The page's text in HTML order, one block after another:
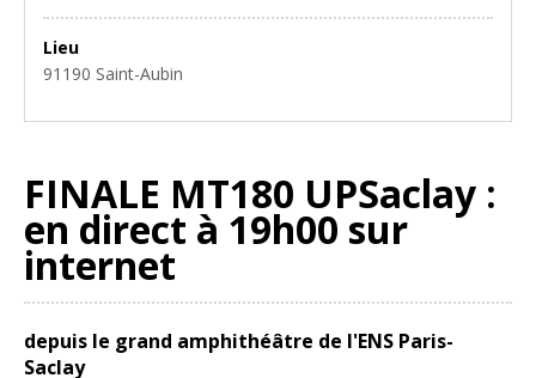
Lieu
91190 Saint-Aubin
FINALE MT180 UPSaclay :
en direct à 19h00 sur
internet
depuis le grand amphithéâtre de l'ENS Paris-
Saclay